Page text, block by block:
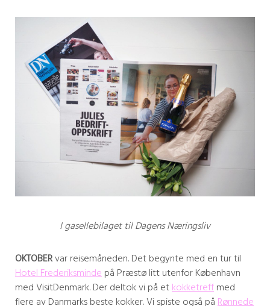
I gasellebilaget til Dagens Næringsliv
OKTOBERvar reisemåneden. Det begynte med en tur til
Hotel Frederiksmindepå Præstø litt utenfor København
med VisitDenmark. Der deltok vi på etkokketreffmed
flere av Danmarks beste kokker. Vi spiste også påRønnede